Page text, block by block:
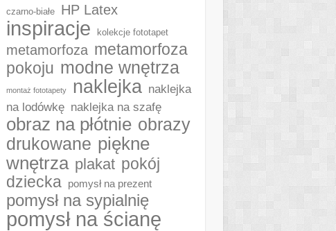
czarno-białe
HP Latex
inspiracje kolekcje fototapet
metamorfoza metamorfoza
pokoju modne wnętrza
montaż fototapety naklejka naklejka
na lodówkę naklejka na szafę
obraz na płótnie obrazy
drukowane piękne
wnętrza plakat pokój
dziecka pomysł na prezent
pomysł na sypialnię
pomysł na ścianę